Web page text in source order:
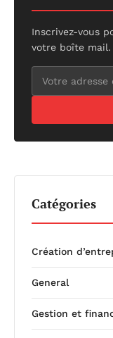
Inscrivez-vous
votre boîte mail.
Catégories
Création
General
Gestion et